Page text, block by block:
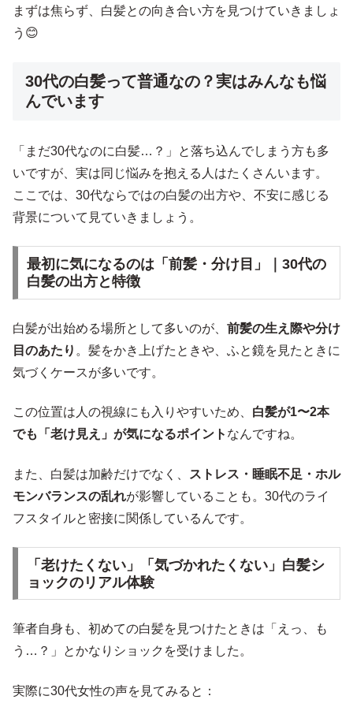
まずは焦らず、白髪との向き合い方を見つけていきましょ
う😊
30代の白髪って普通なの？実はみんなも悩
んでいます
「まだ30代なのに白髪…？」と落ち込んでしまう方も多
いですが、実は同じ悩みを抱える人はたくさんいます。
ここでは、30代ならではの白髪の出方や、不安に感じる
背景について見ていきましょう。
最初に気になるのは「前髪・分け目」｜30代の
白髪の出方と特徴
白髪が出始める場所として多いのが、 前髪の生え際や分け
目のあたり 。髪をかき上げたときや、ふと鏡を見たときに
気づくケースが多いです。
この位置は人の視線にも入りやすいため、 白髪が1〜2本
でも「老け見え」が気になるポイント なんですね。
また、白髪は加齢だけでなく、
ストレス・睡眠不足・ホル
モンバランスの乱れが影響していることも。30代のライ
フスタイルと密接に関係しているんです。
「老けたくない」「気づかれたくない」白髪シ
ョックのリアル体験
筆者自身も、初めての白髪を見つけたときは「えっ、も
う…？」とかなりショックを受けました。
実際に30代女性の声を見てみると：